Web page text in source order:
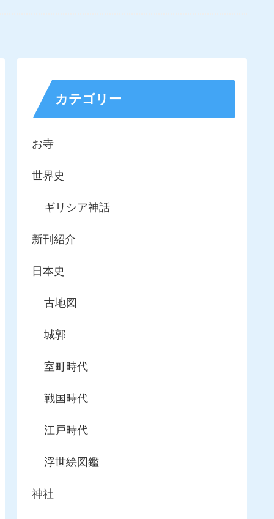
カテゴリー
お寺
世界史
ギリシア神話
新刊紹介
日本史
古地図
城郭
室町時代
戦国時代
江戸時代
浮世絵図鑑
神社